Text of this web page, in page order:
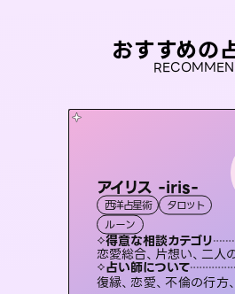
おすすめの
アイリス -iris-
西洋占星術
タロット
ルーン
得意な相談カテゴリ
恋愛総合、片想い、二人
占い師について
復縁、恋愛、不倫の行方
彗望（すいぼう）
霊視・オーラ 透視
スピリチュアル・リーディング
得意な相談カテゴ
片想い、あの人の気
占い師について
3,700年以上の歴史
占術「易占」で詳細ま
かう道筋を示します。
桃源珠羽（
霊視・オーラ
スピリチュアル・リーデ
得意な相談カ
片想い、あの人
占い師について
恋愛のお悩みの中
係」の相談を得意
恋人未満なお相手
未来視師
霊視・オーラ
スピリチュアル
得意な相談
出逢い、片想
占い師につ
おう
オラクル
得意な相
恋愛総合、
占い師に
霊視×オラク
「未来」そし
ち」まで丁寧
セラピ
霊視・オーラ
スピリチュ
得意な
片想い、二
占い師に